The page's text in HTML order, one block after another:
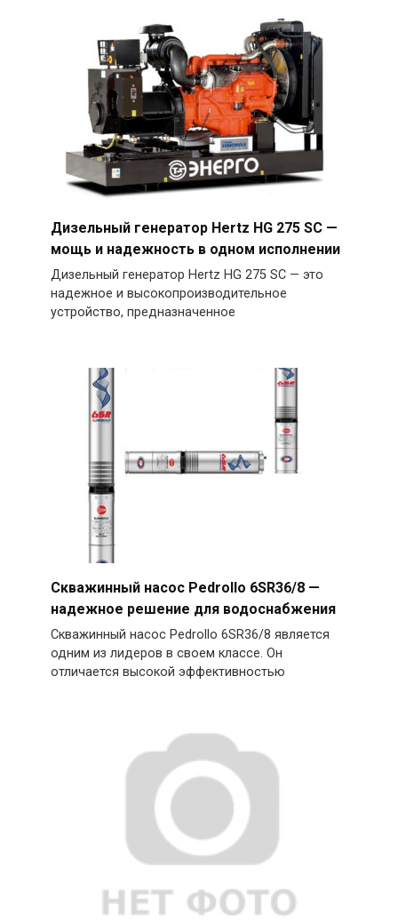
Дизельный генератор Hertz HG 275 SC —
мощь и надежность в одном исполнении
Дизельный генератор Hertz HG 275 SC — это
надежное и высокопроизводительное
устройство, предназначенное
Скважинный насос Pedrollo 6SR36/8 —
надежное решение для водоснабжения
Скважинный насос Pedrollo 6SR36/8 является
одним из лидеров в своем классе. Он
отличается высокой эффективностью